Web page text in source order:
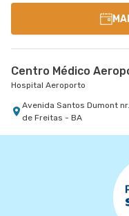
Centro Médico
Hospital Aeroporto
Avenida Santos Dumont
de Freitas - BA